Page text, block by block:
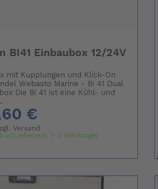
BI41 Einbaubox 12/24V
mit Kupplungen und Klick-On
Webasto Marine - BI 41 Dual
Die BI 41 ist eine Kühl- und
€
Versand
1-3 Werktage)